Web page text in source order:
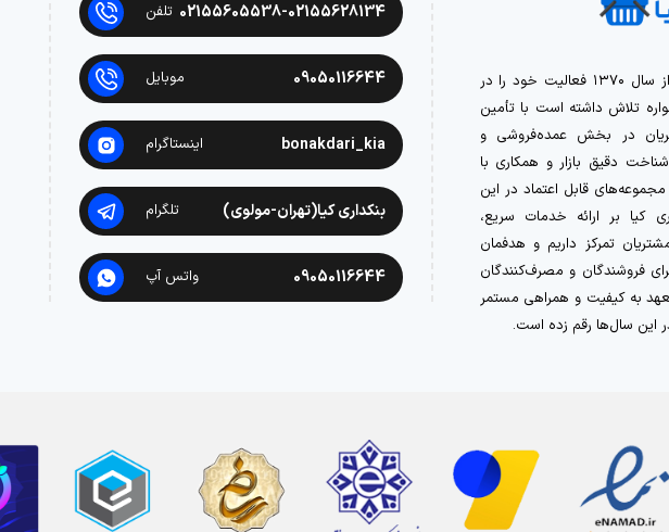
بنکداری کیا با بیش از سه دهه سابقه، از سال ۱۳۷۰ فعالیت خود را در
تلاش داشته است با تأمین
در بخش عمده‌فروشی و
دقیق بازار و همکاری با
مجموعه‌های قابل اعتماد در این
کیا بر ارائه خدمات سریع،
تمرکز داریم و هدفمان
فروشندگان و مصرف‌کنندگان
به کیفیت و همراهی مستمر
این سال‌ها رقم زده است.
02155605538-02155628134 تلفن
09050116644 موبایل
bonakdari_kia اینستاگرام
بنکداری کیا(تهران-مولوی) تلگرام
09050116644 واتس آپ